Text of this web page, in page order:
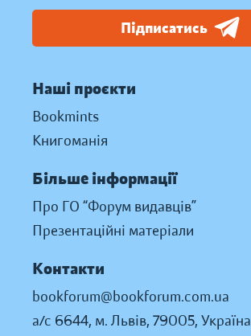
Підписатись
Наші проєкти
Bookmints
Книгоманія
Більше інформації
Про ГО “Форум видавців”
Презентаційні матеріали
Контакти
bookforum@bookforum.com.ua
а/с 6644, м. Львів, 79005, Україна